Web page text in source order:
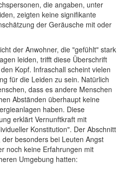
die angaben, unter
zeigten keine signifikante
der Geräusche mit oder
der Anwohner, die "gefühlt" stark
leiden, trifft diese Überschrift
Kopf. Infraschall scheint vielen
für die Leiden zu sein. Natürlich
dass es andere Menschen
Abständen überhaupt keine
haben. Diese
erklärt Vernunftkraft mit
Konstitution". Der Abschnitt
besonders bei Leuten Angst
noch keine Erfahrungen mit
Umgebung hatten: